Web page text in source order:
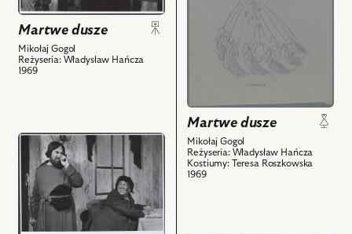
Maniłowa
powiązanych
zdjęciu:
Leon
Pietraszkiewicz
-
-
Prezes
Sądu,
Wieńczysław
Gliński
Martwe dusze
Mikołaj Gogol
Reżyseria: Władysław Hańcza
1969
Projekt:
kostium
Gubernatorowa
powiązanych
z
nim
obiektów
Martwe dusze
Mikołaj Gogol
Reżyseria: Władysław Hańcza
Kostiumy: Teresa Roszkowska
1969
przejdź
do
obiektu
Martwe
dusze,
Na